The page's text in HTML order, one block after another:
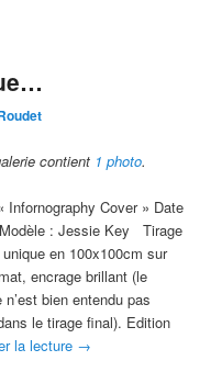
contient 1 photo.
Infornography Cover » Date
: Jessie Key Tirage
en 100x100cm sur
encrage brillant (le
n’est bien entendu pas
le tirage final). Edition
la lecture →